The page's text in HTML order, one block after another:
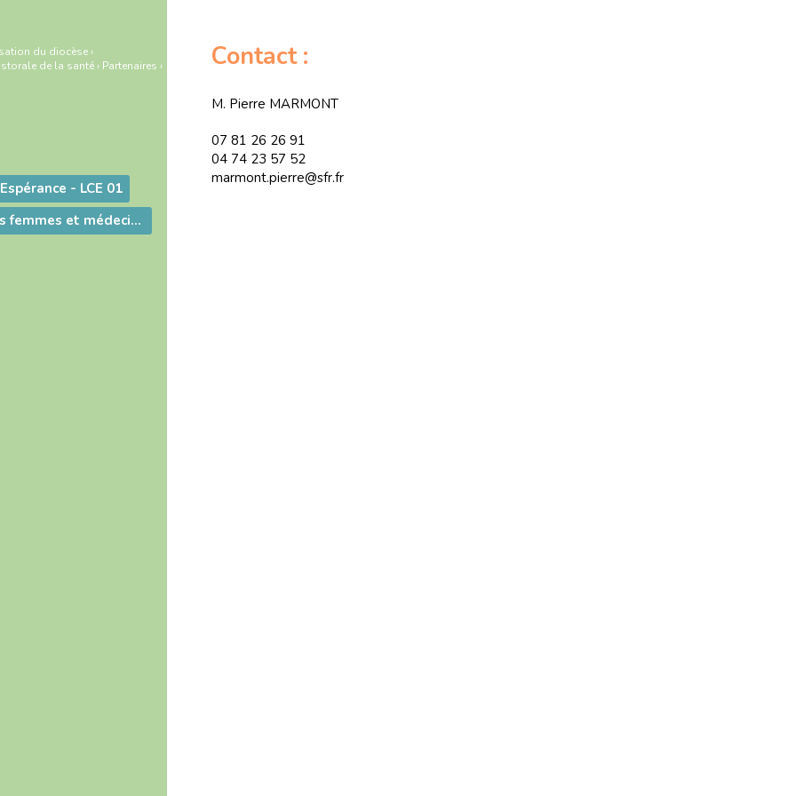
Contact :
M. Pierre MARMONT
07 81 26 26 91
04 74 23 57 52
marmont.pierre@sfr.fr
du diocèse ›
de la santé › Partenaires ›
- LCE 01
Groupe de sages femmes et médecins chrétiens